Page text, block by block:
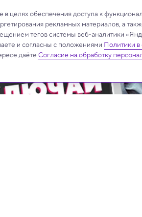
целях обеспечения доступа к
рекламных материалов, а
тегов системы веб-аналитики
и согласны с положениями Политики
даёте Согласие на обработку